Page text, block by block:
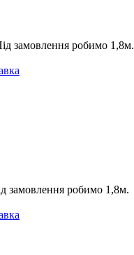
замовлення робимо 1,8м.
замовлення робимо 1,8м.